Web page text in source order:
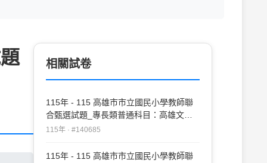
相關試卷
115年 - 115 高雄市市立國民小學教師聯
合甄選試題_專長類普通科目：高雄文明
史#140685
115年 · #140685
115年 - 115 高雄市市立國民小學教師聯